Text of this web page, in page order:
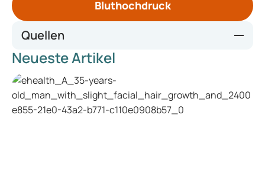
Bluthochdruck
Quellen
Hypertensie (umcg.nl)
Ik wil gezond eten | Thuisarts.nl
Alcohol | Thuisarts.nl
https://www.hartstichting.nl/oorzaken/bloeddruk/hoge-
bloeddruk/5-tips-om-je-bloeddruk-te-verlagen/dash-
Neueste Artikel